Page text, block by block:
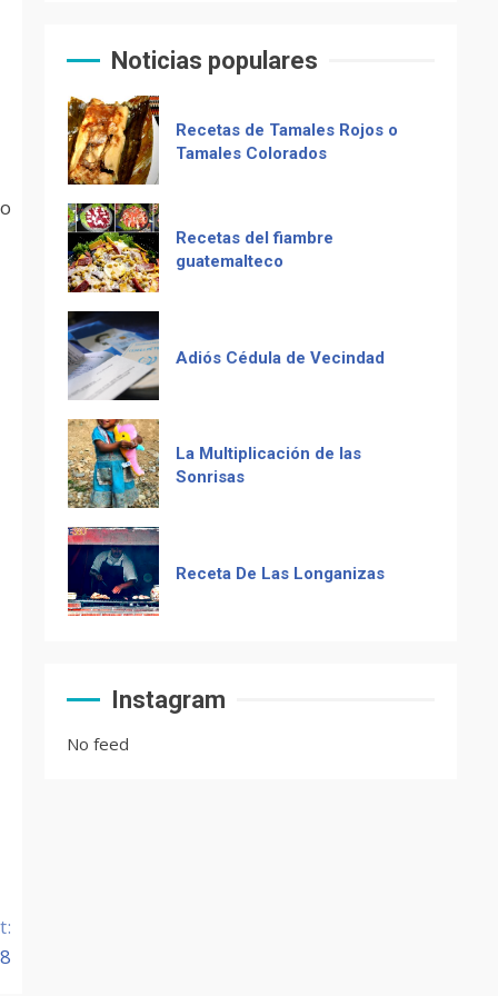
Guatemala por empresa de
USA
Duolingo la App más
descargada para educación
Noticias populares
paladar del mundo
Recetas de Tamales Rojos o
Tamales Colorados
Recetas del fiambre
guatemalteco
Adiós Cédula de Vecindad
La Multiplicación de las
Sonrisas
Receta De Las Longanizas
Instagram
No feed